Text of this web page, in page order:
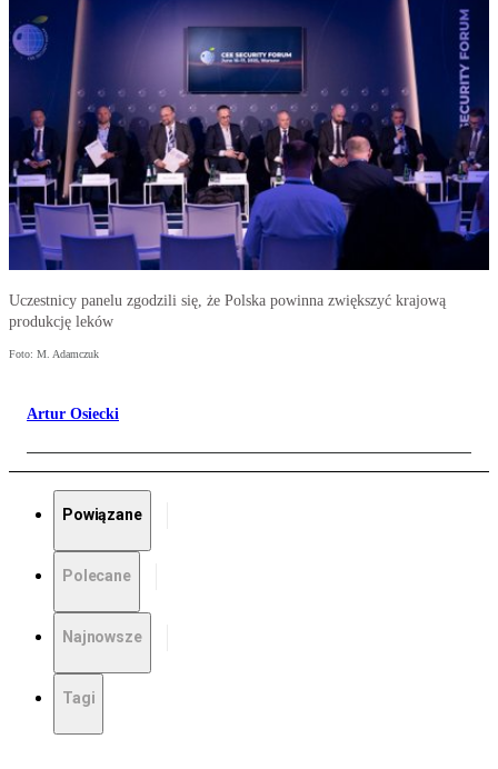
Uczestnicy panelu zgodzili się, że Polska powinna zwiększyć krajową
produkcję leków
Foto: M. Adamczuk
Artur Osiecki
Powiązane
Polecane
Najnowsze
Tagi